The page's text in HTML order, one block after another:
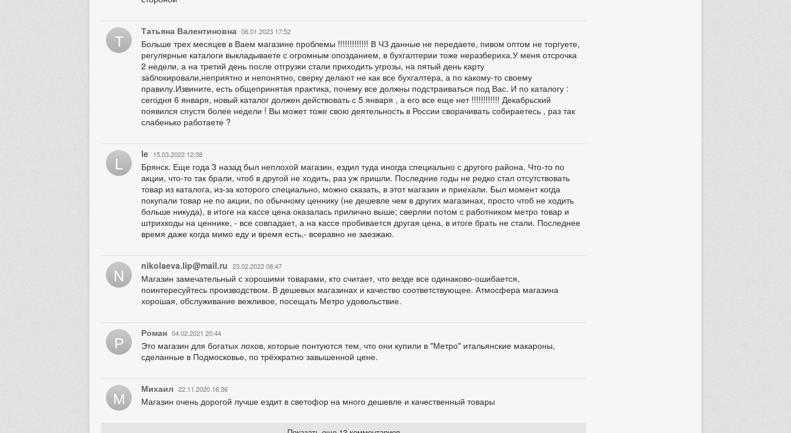
Т Татьяна Валентиновна 06.01.2023 17:52
Больше трех месяцев в Ваем магазине проблемы !!!!!!!!!!!!! В ЧЗ данные не передаете, пивом оптом не торгуете,
регулярные каталоги выкладываете с огромным опозданием, в бухгалтерии тоже неразбериха.У меня отсрочка
2 недели, а на третий день после отгрузки стали приходить угрозы, на пятый день карту
заблокировали,неприятно и непонятно, сверку делают не как все бухгалтера, а по какому-то своему
правилу.Извините, есть общепринятая практика, почему все должны подстраиваться под Вас. И по каталогу :
сегодня 6 января, новый каталог должен действовать с 5 января , а его все еще нет !!!!!!!!!!!! Декабрьский
появился спустя более недели ! Вы может тоже свою деятельность в России сворачивать собираетесь , раз так
слабенько работаете ?
L le 15.03.2022 12:38
Брянск. Еще года 3 назад был неплохой магазин, ездил туда иногда специально с другого района. Что-то по
акции, что-то так брали, чтоб в другой не ходить, раз уж пришли. Последние годы не редко стал отсутствовать
товар из каталога, из-за которого специально, можно сказать, в этот магазин и приехали. Был момент когда
покупали товар не по акции, по обычному ценнику (не дешевле чем в других магазинах, просто чтоб не ходить
больше никуда), в итоге на кассе цена оказалась прилично выше; сверляи потом с работником метро товар и
штрихкоды на ценнике, - все совпадает, а на кассе пробивается другая цена, в итоге брать не стали. Последнее
время даже когда мимо еду и время есть,- всеравно не заезжаю.
N nikolaeva.lip@mail.ru 23.02.2022 08:47
Магазин замечательный с хорошими товарами, кто считает, что везде все одинаково-ошибается,
поинтересуйтесь производством. В дешевых магазинах и качество соответствующее. Атмосфера магазина
хорошая, обслуживание вежливое, посещать Метро удовольствие.
Р Роман 04.02.2021 20:44
Это магазин для богатых лохов, которые понтуются тем, что они купили в "Метро" итальянские макароны,
сделанные в Подмосковье, по трёхкратно завышенной цене.
М Михаил 22.11.2020 16:36
Магазин очень дорогой лучше ездит в светофор на много дешевле и качественный товары